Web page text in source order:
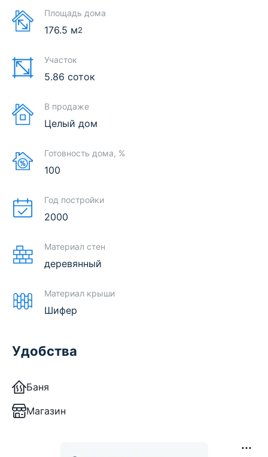
Площадь дома
176.5 м2
Участок
5.86 соток
В продаже
Целый дом
Готовность дома, %
100
Год постройки
2000
Материал стен
деревянный
Материал крыши
Шифер
Удобства
Баня
Магазин